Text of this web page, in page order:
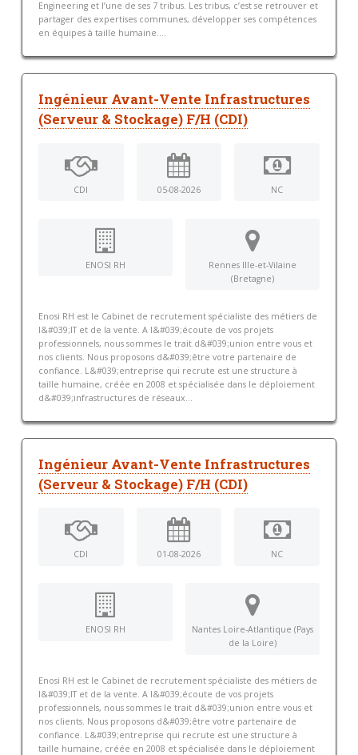
Engineering et l’une de ses 7 tribus. Les tribus, c’est se retrouver et
partager des expertises communes, développer ses compétences
en équipes à taille humaine....
Ingénieur Avant-Vente Infrastructures
(Serveur & Stockage) F/H (CDI)
CDI 05-08-2026 NC
ENOSI RH
Rennes Ille-et-Vilaine
(Bretagne)
Enosi RH est le Cabinet de recrutement spécialiste des métiers de
l&#039;IT et de la vente. A l&#039;écoute de vos projets
professionnels, nous sommes le trait d&#039;union entre vous et
nos clients. Nous proposons d&#039;être votre partenaire de
confiance. L&#039;entreprise qui recrute est une structure à
taille humaine, créée en 2008 et spécialisée dans le déploiement
d&#039;infrastructures de réseaux...
Ingénieur Avant-Vente Infrastructures
(Serveur & Stockage) F/H (CDI)
CDI 01-08-2026 NC
ENOSI RH
Nantes Loire-Atlantique (Pays
de la Loire)
Enosi RH est le Cabinet de recrutement spécialiste des métiers de
l&#039;IT et de la vente. A l&#039;écoute de vos projets
professionnels, nous sommes le trait d&#039;union entre vous et
nos clients. Nous proposons d&#039;être votre partenaire de
confiance. L&#039;entreprise qui recrute est une structure à
taille humaine, créée en 2008 et spécialisée dans le déploiement